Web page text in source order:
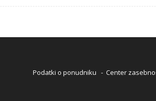
Podatki o ponudniku -Center